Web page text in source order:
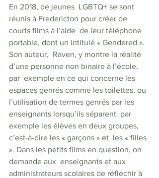
En 2018, de jeunes  LGBTQ+ se sont
réunis à Fredericton pour créer de
courts films à l’aide  de leur téléphone
portable, dont un intitulé « Gendered ».
Son auteur,  Raven, y montre la réalité
d’une personne non binaire à l’école,
par  exemple en ce qui concerne les
espaces genrés comme les toilettes, ou
l’utilisation de termes genrés par les
enseignants lorsqu’ils séparent  par
exemple les élèves en deux groupes,
c’est-à-dire les « garçons » et  les « filles
». Dans les petits films en question, on
demande aux  enseignants et aux
administrateurs scolaires de réfléchir à